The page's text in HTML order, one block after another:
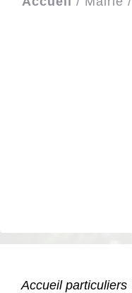
Accueil particuliers